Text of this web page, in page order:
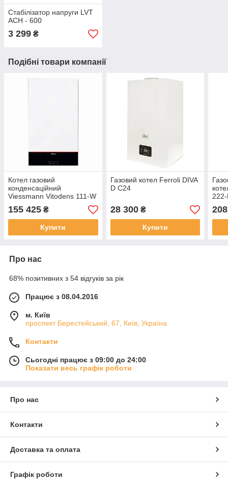
Стабілізатор напруги LVT
ACH - 600
3 299 ₴
Подібні товари компанії
Котел газовий
конденсаційний
Viessmann Vitodens 111-W
155 425 ₴
Купити
Газовий котел Ferroli DIVA
D C24
28 300₴
Купити
222-
Про нас
68% позитивних з 54 відгуків за рік
Працює з 08.04.2016
м. Київ
проспект Берестейський, 67, Київ, Україна
Контакти
Сьогодні працює з 09:00 до 24:00
Показати весь графік роботи
Про нас
Контакти
Доставка та оплата
Графік роботи